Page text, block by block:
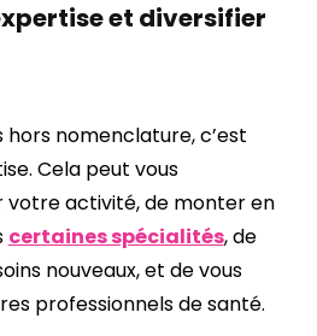
et diversifier
nomenclature, c’est
Cela peut vous
votre activité, de monter en
certaines spécialités, de
nouveaux, et de vous
professionnels de santé.